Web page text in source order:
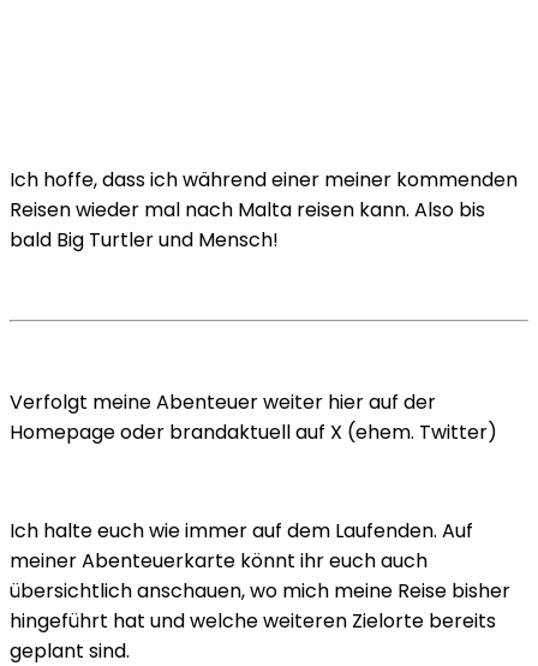
Ich hoffe, dass ich während einer meiner kommenden
Reisen wieder mal nach Malta reisen kann. Also bis
bald Big Turtler und Mensch!
Verfolgt meine Abenteuer weiter hier auf der
Homepage oder brandaktuell auf X (ehem. Twitter)
Ich halte euch wie immer auf dem Laufenden. Auf
meiner Abenteuerkarte könnt ihr euch auch
übersichtlich anschauen, wo mich meine Reise bisher
hingeführt hat und welche weiteren Zielorte bereits
geplant sind.